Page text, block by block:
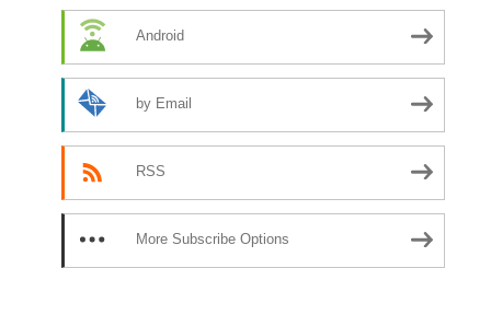
Android
by Email
RSS
More Subscribe Options